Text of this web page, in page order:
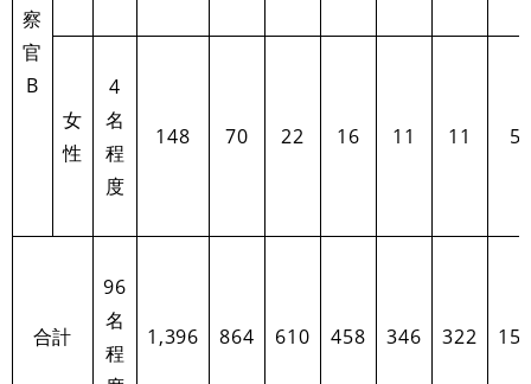
察
官
B
女
性
4
名
程
度
148 70 22 16 11 11 5
合計
96
名
程
1,396 864 610 458 346 322